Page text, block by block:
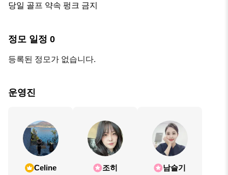
당일 골프 약속 펑크 금지
정모 일정 0
등록된 정모가 없습니다.
운영진
Celine 조히 남슬기